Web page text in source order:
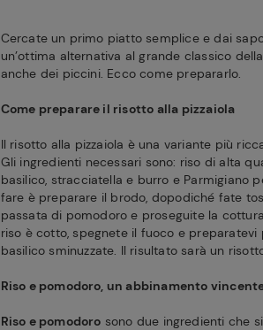
Cercate un primo piatto semplice e dai
un’ottima alternativa al grande classico
anche dei piccini. Ecco come prepararlo.
Come preparare il risotto alla pizzaiola
Il risotto alla pizzaiola è una variante più
Gli ingredienti necessari sono: riso di alta
basilico, stracciatella e burro e Parmigiano
fare è preparare il brodo, dopodiché fate
passata di pomodoro e proseguite la
riso è cotto, spegnete il fuoco e
basilico sminuzzate. Il risultato sarà un
Riso e pomodoro, un abbinamento
Riso e pomodoro sono due ingredienti che